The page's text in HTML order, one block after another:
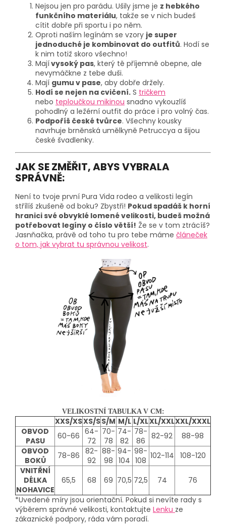
Nejsou jen pro parádu. Ušily jsme je z hebkého
funkčního materiálu, takže se v nich budeš
cítit dobře při sportu i po něm.
Oproti naším legínám se vzory je super
jednoduché je kombinovat do outfitů. Hodí se
k nim totiž skoro všechno!
Majívysoký pas, který tě příjemně obepne, ale
nevymáčkne z tebe duši.
Mají gumu v pase, aby dobře držely.
Hodí se nejen na cvičení. S tričkem
nebo teploučkou mikinou snadno vykouzlíš
pohodlný a ležérní outfit do práce i pro volný čas.
Podpoříš české tvůrce. Všechny kousky
navrhuje brněnská umělkyně Petruccya a šijou
české švadlenky.
JAK SE ZMĚŘIT, ABYS VYBRALA
SPRÁVNĚ:
Není to tvoje první Pura Vida rodeo a velikosti legín
střílíš zkušeně od boku? Zbystři! Pokud spadáš k horní
hranici své obvyklé lomené velikosti, budeš možná
potřebovat legíny o číslo větší! Že se v tom ztrácíš?
Jasnňačka, právě od toho tu pro tebe máme článeček
o tom, jak vybrat tu správnou velikost.
VELIKOSTNÍ TABULKA V CM:
XXS/XSXS/SS/M M/L L/XLXL/XXLXXL/XXXL
OBVOD
PASU
60-66 64-
72
70-
78
74-
82
78-
86
82-92
88-98
OBVOD
BOKŮ
78-86 82-
92
88-
98
94-
104
98-
108 102-114
108-120
VNITŘNÍ
DÉLKA
NOHAVICE
65,5 68 69 70,5 72,5 74
76
*Uvedené míry jsou orientační. Pokud si nevíte rady s
výběrem správné velikosti, kontaktujte Lenku ze
zákaznické podpory, ráda vám poradí.